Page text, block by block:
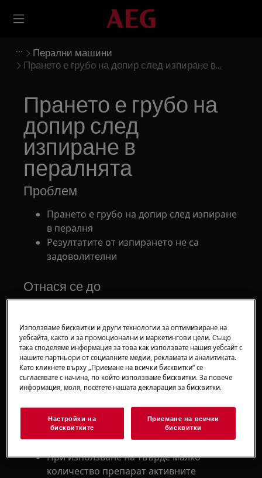
Перални машини
Прането е грубо на допир след изпиране в
Прането е грубо на
допир след
изпиране в
пералнята
Проблем
Прането е грубо на допир след изпиране
в пералня
Резултатите от изпирането не са
задоволителни
Отнася се до
перални със сушилня
Решение
1. Най-честата причина тъканите да се
усещат твърди или груби е използването
на неправилно количество перилен
препарат. За оптимални резултати при
пране следвайте указанията по-долу:
При използване на твърде малко
количество препарат активните
Използваме бисквитки и други технологии за оптимизиране на
уебсайта, както и за промоционални и маркетингови цели. Също
така споделяме информация за това как използвате нашия уебсайт с
нашите партньори от социалните медии, рекламата и аналитиката.
Като кликнете върху „Приемане на всички бисквитки“ се
съгласявате с начина, по който използваме бисквитки. За повече
информация, моля, посетете нашата декларация за бисквитки.
Настройки на
бисквитките
Приемане на всички
бисквитки